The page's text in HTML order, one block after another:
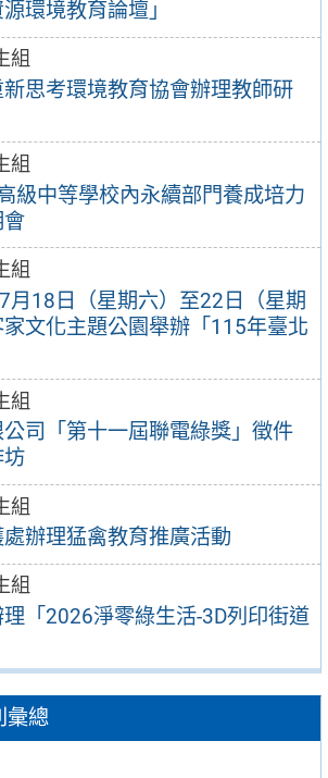
環境教育論壇」
組
思考環境教育協會辦理教師研
組
級中等學校內永續部門養成培力
組
月18日（星期六）至22日（星期
文化主題公園舉辦「115年臺北
組
司「第十一屆聯電綠獎」徵件
組
辦理猛禽教育推廣活動
組
「2026淨零綠生活-3D列印街道
彙總